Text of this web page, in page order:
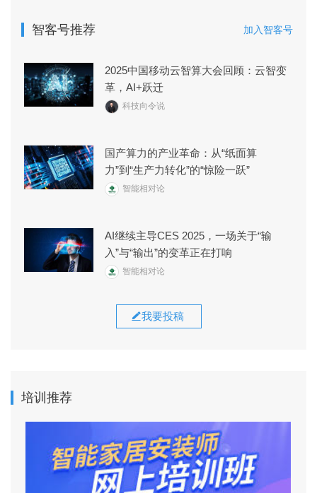
智客号推荐 加入智客号
2025中国移动云智算大会回顾：云智变
革，AI+跃迁
科技向令说
国产算力的产业革命：从“纸面算
力”到“生产力转化”的“惊险一跃”
智能相对论
AI继续主导CES 2025，一场关于“输
入”与“输出”的变革正在打响
智能相对论
我要投稿
培训推荐